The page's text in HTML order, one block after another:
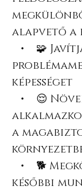
alapvető a
• 🧩
képességet
• 😌
a
• 🐕
későbbi